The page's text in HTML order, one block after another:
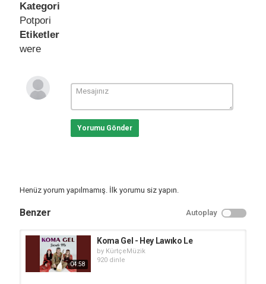
Kategori
Potpori
Etiketler
were
Yorumu Gönder
Henüz yorum yapılmamış. İlk yorumu siz yapın.
Benzer Autoplay
04:58
Koma Gel - Hey Lawıko Le
by KürtçeMüzik
920 dinle